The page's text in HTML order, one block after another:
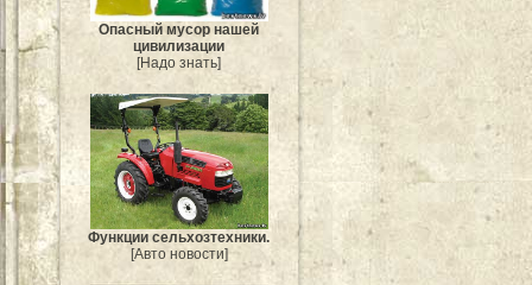
Опасный мусор нашей
цивилизации
[Надо знать]
Функции сельхозтехники.
[Авто новости]